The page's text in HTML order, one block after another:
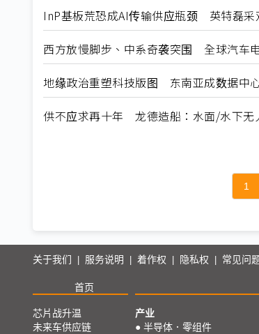
InP基板荒恐成AI传输供应瓶颈 英特磊采
西方放慢脚步、中系奇袭突围 全球汽车
地缘政治重塑科技版图 东南亚成数据中
供不应求再十年 龙德造船：水面/水下无
1
关于我们 | 服务说明 | 着作权 | 隐私权 | 常见问
首页
芯片战升温
未来车供应链
产业
● 半导体．零组件